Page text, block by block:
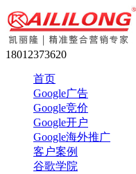
18012373620
首页
Google广告
Google竞价
Google开户
Google海外推广
客户案例
谷歌学院